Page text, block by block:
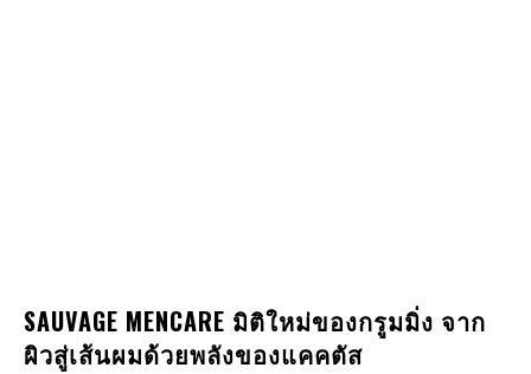
SAUVAGE MENCARE มิติใหม่ของกรูมมิ่ง จาก
ผิวสู่เส้นผมด้วยพลังของแคคตัส